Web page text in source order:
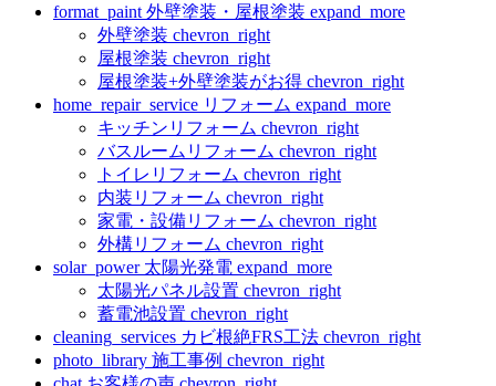
format_paint 外壁塗装・屋根塗装 expand_more
外壁塗装 chevron_right
屋根塗装 chevron_right
屋根塗装+外壁塗装がお得 chevron_right
home_repair_service リフォーム expand_more
キッチンリフォーム chevron_right
バスルームリフォーム chevron_right
トイレリフォーム chevron_right
内装リフォーム chevron_right
家電・設備リフォーム chevron_right
外構リフォーム chevron_right
solar_power 太陽光発電 expand_more
太陽光パネル設置 chevron_right
蓄電池設置 chevron_right
cleaning_services カビ根絶FRS工法 chevron_right
photo_library 施工事例 chevron_right